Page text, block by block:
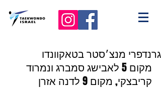
גרנדפרי מנצ׳סטר בטאקוונדו
מקום 5 לאבישג סמברג ונמרוד
קריבצקי, מקום 9 לדנה אזרן